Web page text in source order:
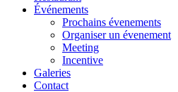
Événements
Prochains évenements
Organiser un évenement
Meeting
Incentive
Galeries
Contact